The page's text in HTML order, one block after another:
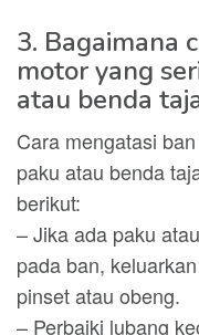
3. Bagaimana
motor yang
atau benda
Cara mengatasi
paku atau benda
berikut:
– Jika ada paku
pada ban,
pinset atau obeng.
– Perbaiki lubang